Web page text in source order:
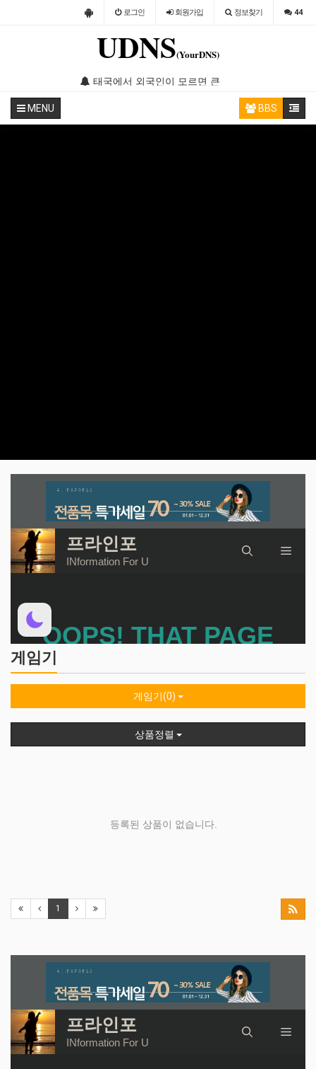
로그인 회원가입 정보찾기 44
UDNS(YourDNS)
태국에서 외국인이 모르면 큰 손해 보는 현지 법률 5가지
MENU BBS
게임기
게임기(0)
상품정렬
등록된 상품이 없습니다.
1